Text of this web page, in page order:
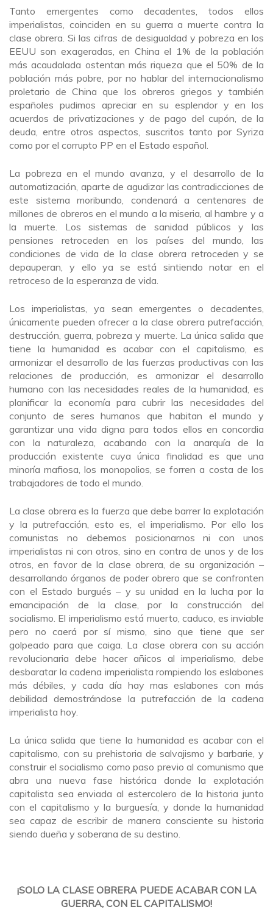
Tanto emergentes como decadentes, todos ellos
imperialistas, coinciden en su guerra a muerte contra la
clase obrera. Si las cifras de desigualdad y pobreza en los
EEUU son exageradas, en China el 1% de la población
más acaudalada ostentan más riqueza que el 50% de la
población más pobre, por no hablar del internacionalismo
proletario de China que los obreros griegos y también
españoles pudimos apreciar en su esplendor y en los
acuerdos de privatizaciones y de pago del cupón, de la
deuda, entre otros aspectos, suscritos tanto por Syriza
como por el corrupto PP en el Estado español.
La pobreza en el mundo avanza, y el desarrollo de la
automatización, aparte de agudizar las contradicciones de
este sistema moribundo, condenará a centenares de
millones de obreros en el mundo a la miseria, al hambre y a
la muerte. Los sistemas de sanidad públicos y las
pensiones retroceden en los países del mundo, las
condiciones de vida de la clase obrera retroceden y se
depauperan, y ello ya se está sintiendo notar en el
retroceso de la esperanza de vida.
Los imperialistas, ya sean emergentes o decadentes,
únicamente pueden ofrecer a la clase obrera putrefacción,
destrucción, guerra, pobreza y muerte. La única salida que
tiene la humanidad es acabar con el capitalismo, es
armonizar el desarrollo de las fuerzas productivas con las
relaciones de producción, es armonizar el desarrollo
humano con las necesidades reales de la humanidad, es
planificar la economía para cubrir las necesidades del
conjunto de seres humanos que habitan el mundo y
garantizar una vida digna para todos ellos en concordia
con la naturaleza, acabando con la anarquía de la
producción existente cuya única finalidad es que una
minoría mafiosa, los monopolios, se forren a costa de los
trabajadores de todo el mundo.
La clase obrera es la fuerza que debe barrer la explotación
y la putrefacción, esto es, el imperialismo. Por ello los
comunistas no debemos posicionarnos ni con unos
imperialistas ni con otros, sino en contra de unos y de los
otros, en favor de la clase obrera, de su organización –
desarrollando órganos de poder obrero que se confronten
con el Estado burgués – y su unidad en la lucha por la
emancipación de la clase, por la construcción del
socialismo. El imperialismo está muerto, caduco, es inviable
pero no caerá por sí mismo, sino que tiene que ser
golpeado para que caiga. La clase obrera con su acción
revolucionaria debe hacer añicos al imperialismo, debe
desbaratar la cadena imperialista rompiendo los eslabones
más débiles, y cada día hay mas eslabones con más
debilidad demostrándose la putrefacción de la cadena
imperialista hoy.
La única salida que tiene la humanidad es acabar con el
capitalismo, con su prehistoria de salvajismo y barbarie, y
construir el socialismo como paso previo al comunismo que
abra una nueva fase histórica donde la explotación
capitalista sea enviada al estercolero de la historia junto
con el capitalismo y la burguesía, y donde la humanidad
sea capaz de escribir de manera consciente su historia
siendo dueña y soberana de su destino.
¡SOLO LA CLASE OBRERA PUEDE ACABAR CON LA
GUERRA, CON EL CAPITALISMO!